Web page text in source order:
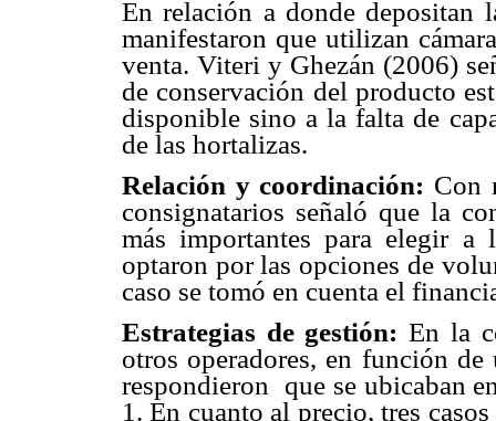
En relación a donde depositan
manifestaron que utilizan
venta. Viteri y Ghezán (2006)
de conservación del producto
disponible sino a la falta de
de las hortalizas.
Relación y coordinación: Con
consignatarios señaló que la
más importantes para elegir a
optaron por las opciones de
caso se tomó en cuenta el
Estrategias de gestión: En la
otros operadores, en función
respondieron que se ubicaban
1. En cuanto al precio, tres